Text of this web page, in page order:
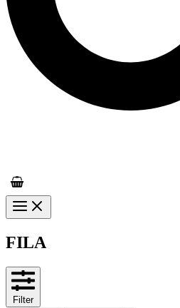
FILA
Filter